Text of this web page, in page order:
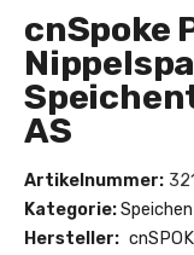
cnSpoke
AS
Artikelnummer:
Kategorie:
Hersteller: